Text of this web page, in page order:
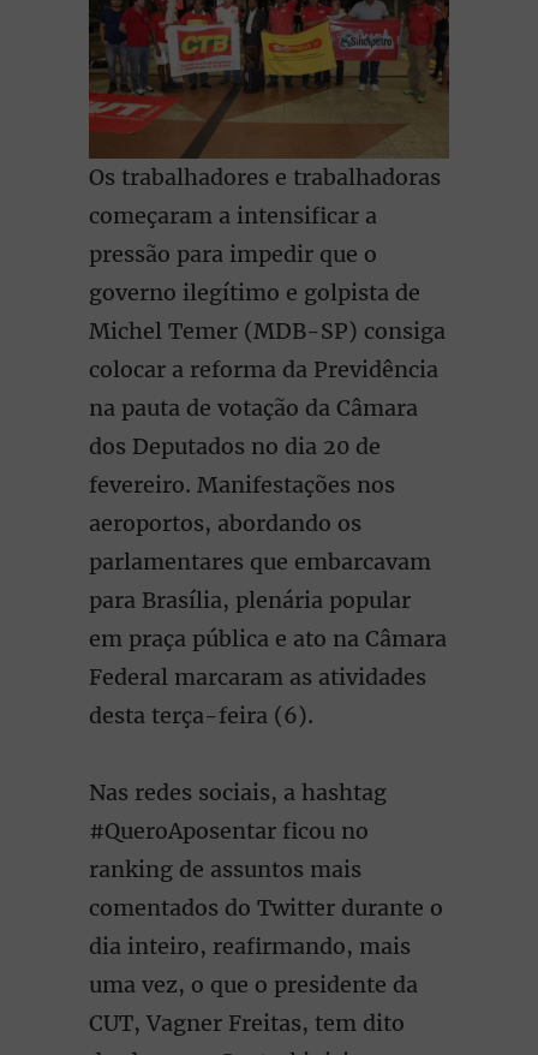
Os trabalhadores e trabalhadoras
começaram a intensificar a
pressão para impedir que o
governo ilegítimo e golpista de
Michel Temer (MDB-SP) consiga
colocar a reforma da Previdência
na pauta de votação da Câmara
dos Deputados no dia 20 de
fevereiro. Manifestações nos
aeroportos, abordando os
parlamentares que embarcavam
para Brasília, plenária popular
em praça pública e ato na Câmara
Federal marcaram as atividades
desta terça-feira (6).
Nas redes sociais, a hashtag
#QueroAposentar ficou no
ranking de assuntos mais
comentados do Twitter durante o
dia inteiro, reafirmando, mais
uma vez, o que o presidente da
CUT, Vagner Freitas, tem dito